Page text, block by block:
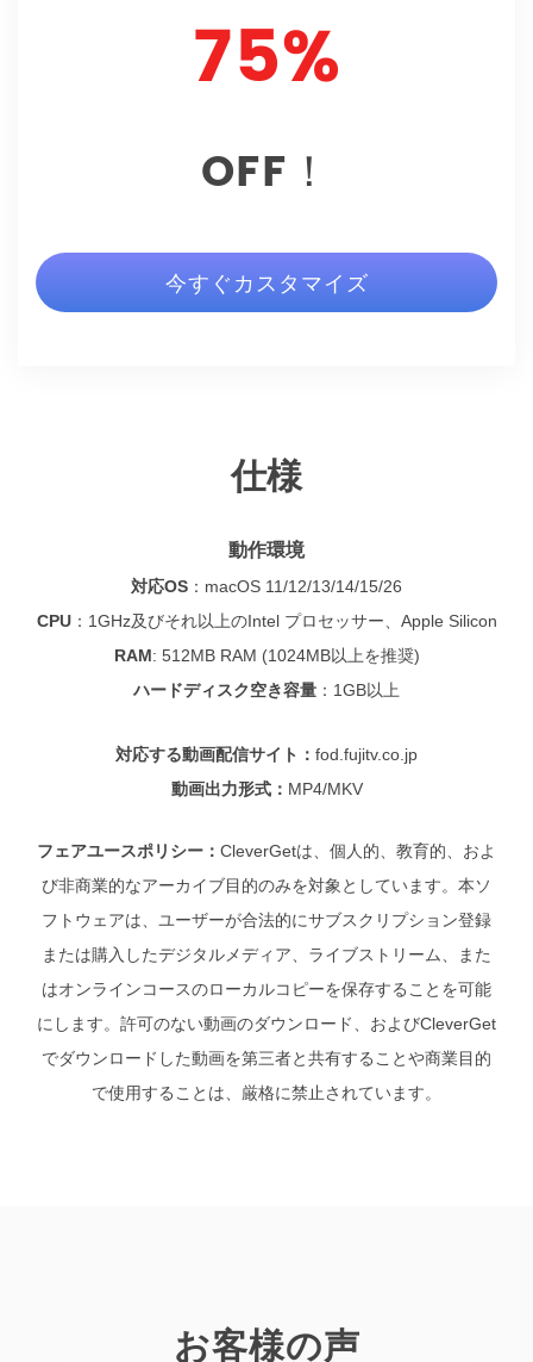
75%
OFF！
今すぐカスタマイズ
仕様
動作環境
対応OS ： macOS 11/12/13/14/15/26
CPU： 1GHz及びそれ以上のIntel プロセッサー、Apple Silicon
RAM: 512MB RAM (1024MB以上を推奨)
ハードディスク空き容量 ： 1GB以上
対応する動画配信サイト： fod.fujitv.co.jp
動画出力形式： MP4/MKV
フェアユースポリシー： CleverGetは、個人的、教育的、およ
び非商業的なアーカイブ目的のみを対象としています。本ソ
フトウェアは、ユーザーが合法的にサブスクリプション登録
または購入したデジタルメディア、ライブストリーム、また
はオンラインコースのローカルコピーを保存することを可能
にします。許可のない動画のダウンロード、およびCleverGet
でダウンロードした動画を第三者と共有することや商業目的
で使用することは、厳格に禁止されています。
お客様の声